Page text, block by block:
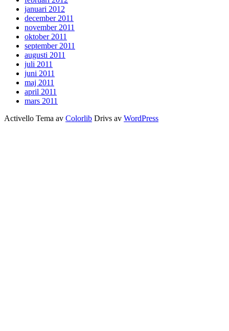
januari 2012
december 2011
november 2011
oktober 2011
september 2011
augusti 2011
juli 2011
juni 2011
maj 2011
april 2011
mars 2011
Activello Tema av Colorlib Drivs av WordPress